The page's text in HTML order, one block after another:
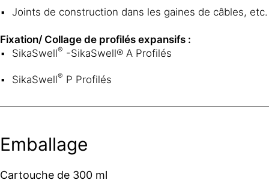
Joints de construction dans les gaines de câbles, etc.
Fixation/ Collage de profilés expansifs :
SikaSwell® -SikaSwell® A Profilés
SikaSwell® P Profilés
Emballage
Cartouche de 300 ml